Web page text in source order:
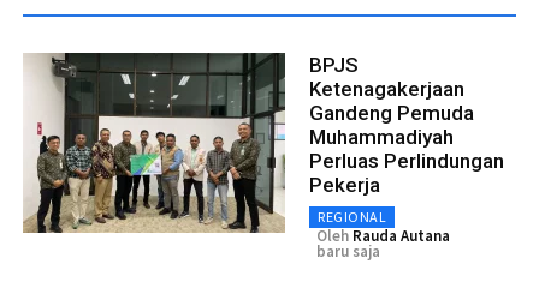
BPJS
Ketenagakerjaan
Gandeng Pemuda
Muhammadiyah
Perluas Perlindungan
Pekerja
REGIONAL
Oleh Rauda Autana
baru saja